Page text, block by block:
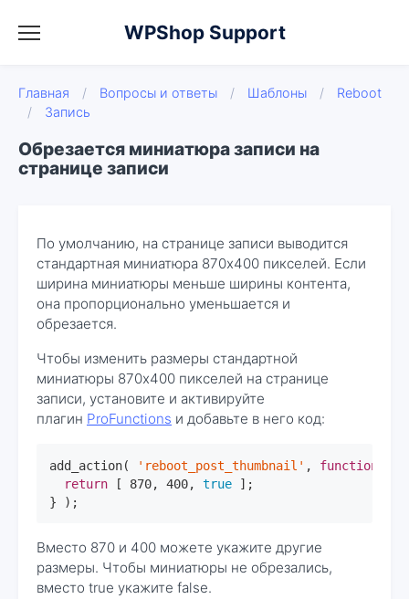
WPShop Support
Главная / Вопросы и ответы / Шаблоны /
Reboot
/
Запись
Обрезается миниатюра записи на
странице записи
По умолчанию, на странице записи выводится
стандартная миниатюра 870х400 пикселей. Если
ширина миниатюры меньше ширины контента,
она пропорционально уменьшается и
обрезается.
Чтобы изменить размеры стандартной
миниатюры 870х400 пикселей на странице
записи, установите и активируйте
плагин ProFunctions и добавьте в него код:
add_action( 'reboot_post_thumbnail' , function
return [ 870, 400, true ];
} );
Вместо 870 и 400 можете укажите другие
размеры. Чтобы миниатюры не обрезались,
вместо true укажите false.